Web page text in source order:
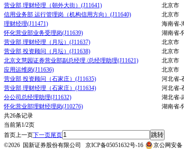
营业部 理财经理（朝外大街）(J11641)
北京市
信用业务部 运行管理岗（机构信用方向）(J11640)
北京市
理财经理(J11471)
海南省-
怀化营业部业务受理岗(J11639)
湖南省-
营业部 理财经理（月坛）(J11637)
北京市
营业部 投资顾问（月坛）(J11638)
北京市
北京文慧园证券营业部副总经理 /总经理助理(J11621)
北京市
应用运维岗(J11636)
北京市
营业部 投资顾问（石家庄）(J11635)
河北省-
营业部 理财经理（石家庄）(J11634)
河北省-
分公司总经理助理(J11632)
湖北省-
怀化营业部理财经理岗(J10276)
湖南省-
共26条记录
当前第1/2页
首页上一页下一页尾页
©2026 国新证券股份有限公司 京ICP备05051632号-16 京公网安备